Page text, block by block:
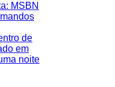
MSBN
de
em
noite